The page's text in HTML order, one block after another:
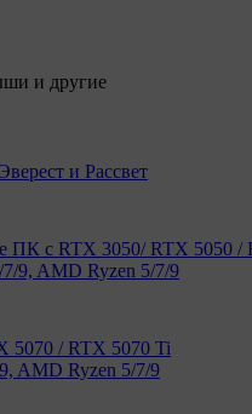
и другие
и Рассвет
ПК с RTX 3050/ RTX 5050 /
9, AMD Ryzen 5/7/9
/ RTX 5070 Ti
AMD Ryzen 5/7/9